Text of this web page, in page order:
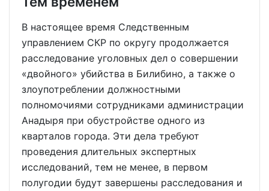
В настоящее время Следственным
управлением СКР по округу продолжается
расследование уголовных дел о совершении
«двойного» убийства в Билибино, а также о
злоупотреблении должностными
полномочиями сотрудниками администрации
Анадыря при обустройстве одного из
кварталов города. Эти дела требуют
проведения длительных экспертных
исследований, тем не менее, в первом
полугодии будут завершены расследования и